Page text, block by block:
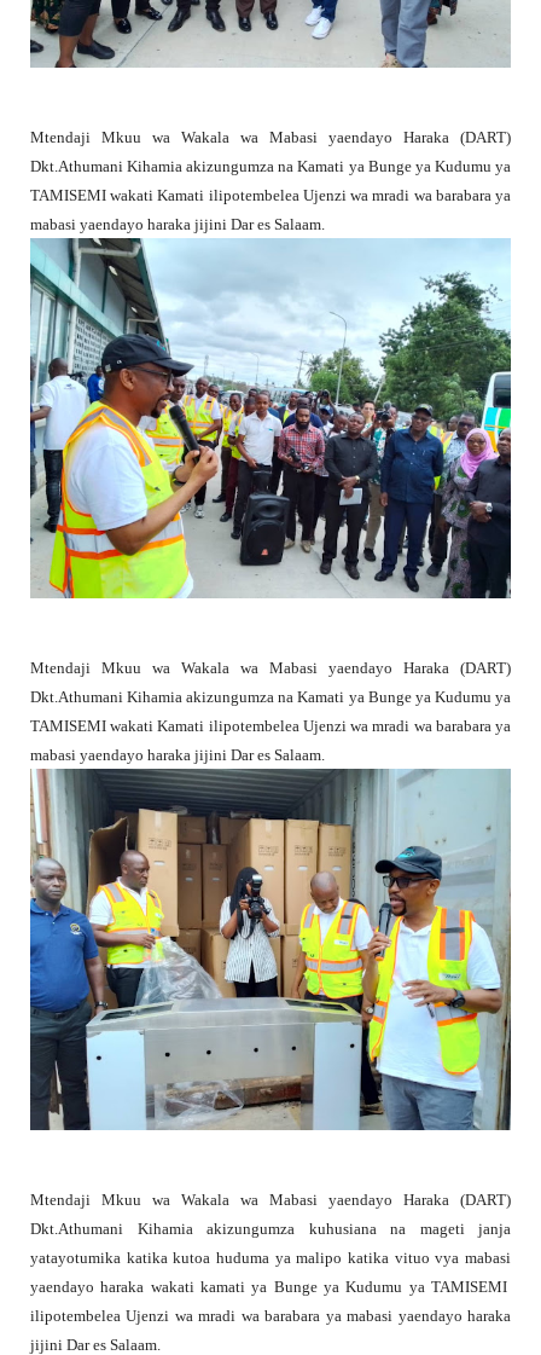
Mtendaji Mkuu wa Wakala wa Mabasi yaendayo Haraka (DART)
Dkt.Athumani Kihamia akizungumza na Kamati ya Bunge ya Kudumu ya
TAMISEMI wakati Kamati ilipotembelea Ujenzi wa mradi wa barabara ya
mabasi yaendayo haraka jijini Dar es Salaam.
Mtendaji Mkuu wa Wakala wa Mabasi yaendayo Haraka (DART)
Dkt.Athumani Kihamia akizungumza na Kamati ya Bunge ya Kudumu ya
TAMISEMI wakati Kamati ilipotembelea Ujenzi wa mradi wa barabara ya
mabasi yaendayo haraka jijini Dar es Salaam.
Mtendaji Mkuu wa Wakala wa Mabasi yaendayo Haraka (DART)
Dkt.Athumani Kihamia akizungumza kuhusiana na mageti janja
yatayotumika katika kutoa huduma ya malipo katika vituo vya mabasi
yaendayo haraka wakati kamati ya Bunge ya Kudumu ya TAMISEMI
ilipotembelea Ujenzi wa mradi wa barabara ya mabasi yaendayo haraka
jijini Dar es Salaam.